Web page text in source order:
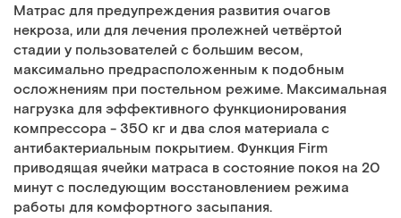
Матрас для предупреждения развития очагов
некроза, или для лечения пролежней четвёртой
стадии у пользователей с большим весом,
максимально предрасположенным к подобным
осложнениям при постельном режиме. Максимальная
нагрузка для эффективного функционирования
компрессора - 350 кг и два слоя материала с
антибактериальным покрытием. Функция Firm
приводящая ячейки матраса в состояние покоя на 20
минут с последующим восстановлением режима
работы для комфортного засыпания.